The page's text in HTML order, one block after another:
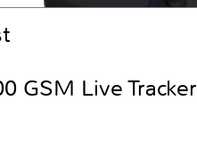
GSM Live Tracker